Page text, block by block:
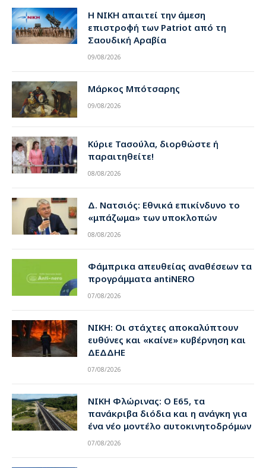
Η ΝΙΚΗ απαιτεί την άμεση
επιστροφή των Patriot από τη
Σαουδική Αραβία
09/08/2026
Μάρκος Μπότσαρης
09/08/2026
Κύριε Τασούλα, διορθώστε ή
παραιτηθείτε!
08/08/2026
Δ. Νατσιός: Εθνικά επικίνδυνο το
«μπάζωμα» των υποκλοπών
08/08/2026
Φάμπρικα απευθείας αναθέσεων τα
προγράμματα antiNERO
07/08/2026
ΝΙΚΗ: Οι στάχτες αποκαλύπτουν
ευθύνες και «καίνε» κυβέρνηση και
ΔΕΔΔΗΕ
07/08/2026
ΝΙΚΗ Φλώρινας: Ο Ε65, τα
πανάκριβα διόδια και η ανάγκη για
ένα νέο μοντέλο αυτοκινητοδρόμων
07/08/2026